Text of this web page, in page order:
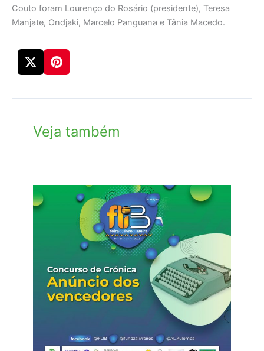
Couto foram Lourenço do Rosário (presidente), Teresa
Manjate, Ondjaki, Marcelo Panguana e Tânia Macedo.
Veja também